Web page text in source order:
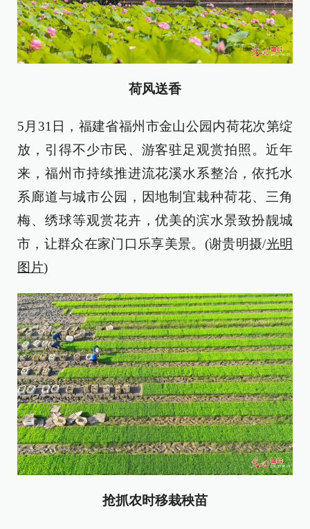
荷风送香
5月31日，福建省福州市金山公园内荷花次第绽
放，引得不少市民、游客驻足观赏拍照。近年
来，福州市持续推进流花溪水系整治，依托水
系廊道与城市公园，因地制宜栽种荷花、三角
梅、绣球等观赏花卉，优美的滨水景致扮靓城
市，让群众在家门口乐享美景。(谢贵明摄/光明
图片)
抢抓农时移栽秧苗